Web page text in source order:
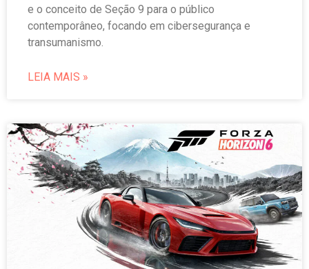
e o conceito de Seção 9 para o público
contemporâneo, focando em cibersegurança e
transumanismo.
LEIA MAIS »